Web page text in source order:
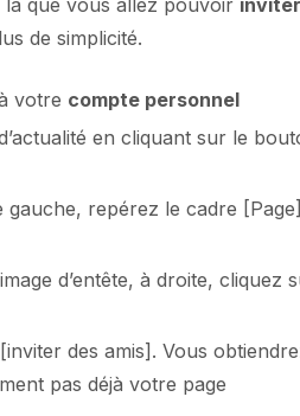
là que vous allez pouvoir
de simplicité.
votre compte personnel
en cliquant sur le
gauche, repérez le cadre
d’entête, à droite,
des amis]. Vous
pas déjà votre page